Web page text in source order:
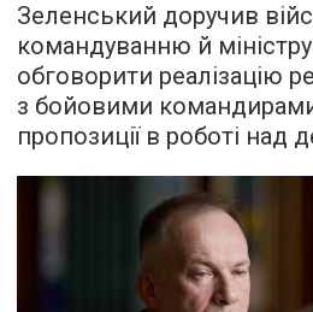
Зеленський доручив
командуванню й
обговорити реалізацію
з бойовими командирами
пропозиції в роботі